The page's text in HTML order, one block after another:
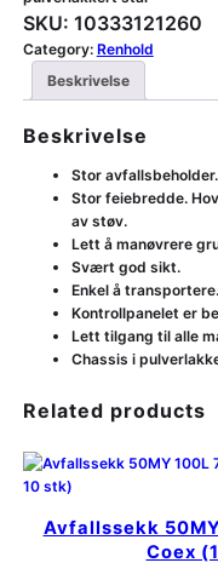
SKU: 10333121260
Category: Renhold
Beskrivelse
Beskrivelse
Stor avfallsbeholder.
Stor feiebredde.
av støv.
Lett å manøvrere
Svært god sikt.
Enkel å transportere.
Kontrollpanelet er
Lett tilgang til alle
Chassis i
Related products
Avfallssekk
Coex